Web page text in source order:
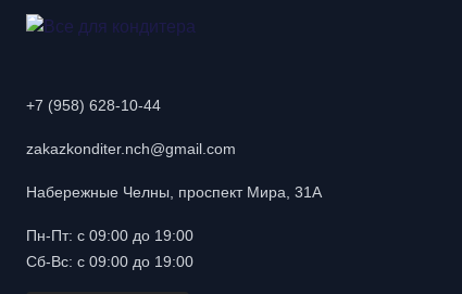
+7 (958) 628-10-44
zakazkonditer.nch@gmail.com
Набережные Челны, проспект Мира, 31А
Пн-Пт: с 09:00 до 19:00
Сб-Вс: с 09:00 до 19:00